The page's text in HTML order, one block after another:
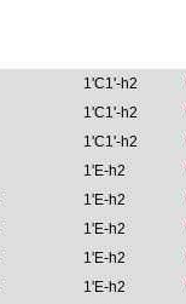
1'C1'-h2
1'C1'-h2
1'C1'-h2
1'E-h2
1'E-h2
1'E-h2
1'E-h2
1'E-h2